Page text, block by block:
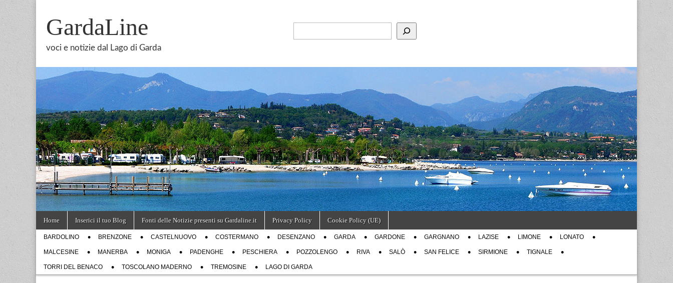
GardaLine
voci e notizie dal Lago di Garda
Main
menu
content
Home Inserici il tuo Blog Fonti delle Notizie presenti su Gardaline.it Privacy Policy Cookie Policy (UE)
SubBARDOLINO BRENZONE CASTELNUOVO COSTERMANO DESENZANO GARDA GARDONE GARGNANO LAZISE LIMONE LONATO
MALCESINE MANERBA MONIGA PADENGHE PESCHIERA POZZOLENGO RIVA SALÒ SAN FELICE SIRMIONE TIGNALE
TORRI DEL BENACO TOSCOLANO MADERNO TREMOSINE LAGO DI GARDA